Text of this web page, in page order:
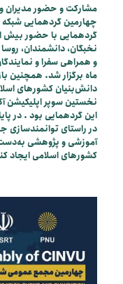
مشارکت و حضور مدیران
چهارمین گردهمایی شبکه
نخبگان، دانشمندان،
و همراهی سفرا و
ماه برگزار شد. همچنین
دانش‌بنیان کشورهای
نخستین سوپر اپلیکیشن
این گردهمایی بود . در
در راستای توانمندسازی
آموزشی و پژوهشی به‌دست
کشورهای اسلامی ایجاد